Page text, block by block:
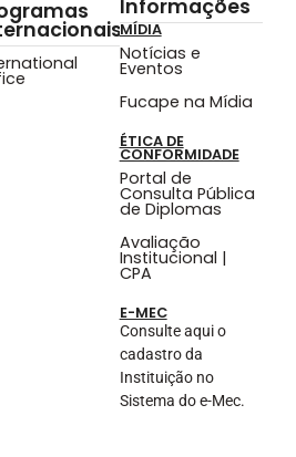
Informações
MÍDIA
Notícias e
Eventos
Fucape na Mídia
ÉTICA DE
CONFORMIDADE
Portal de
Consulta Pública
de Diplomas
Avaliação
Institucional |
CPA
E-MEC
Consulte aqui o
cadastro da
Instituição no
Sistema do e-Mec.